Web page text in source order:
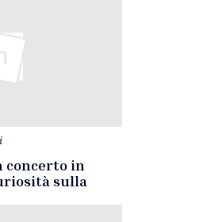
concerto in
sulla